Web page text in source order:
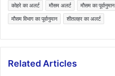
कोहरे का अलर्ट
मौसम अलर्ट मौसम का पूर्वानुमान
मौसम विभाग का पूर्वानुमान
शीतलहर का अलर्ट
Related Articles